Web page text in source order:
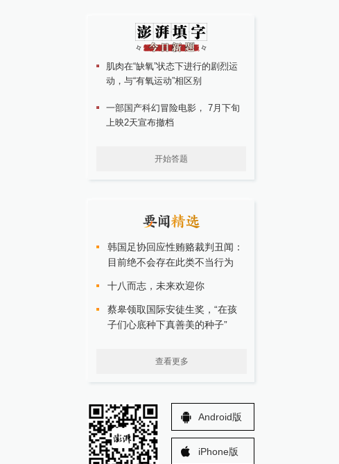
肌肉在“缺氧”状态下进行的剧烈运
动，与“有氧运动”相区别
一部国产科幻冒险电影， 7月下旬
上映2天宣布撤档
开始答题
韩国足协回应性贿赂裁判丑闻：
目前绝不会存在此类不当行为
十八而志，未来欢迎你
蔡皋领取国际安徒生奖，“在孩
子们心底种下真善美的种子”
查看更多
Android版
iPhone版